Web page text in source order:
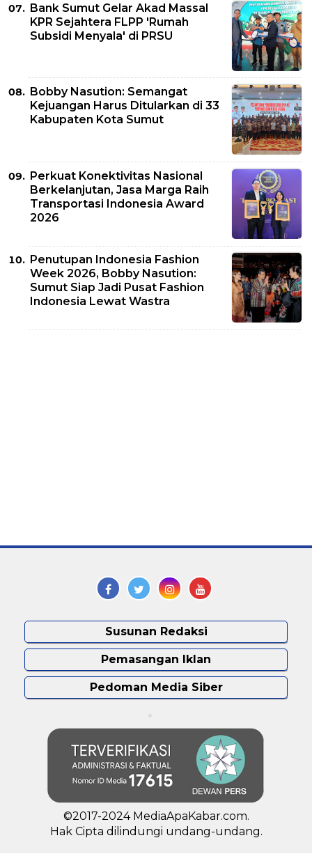
Bank Sumut Gelar Akad Massal
KPR Sejahtera FLPP 'Rumah
Subsidi Menyala' di PRSU
Bobby Nasution: Semangat
Kejuangan Harus Ditularkan di 33
Kabupaten Kota Sumut
Perkuat Konektivitas Nasional
Berkelanjutan, Jasa Marga Raih
Transportasi Indonesia Award
2026
Penutupan Indonesia Fashion
Week 2026, Bobby Nasution:
Sumut Siap Jadi Pusat Fashion
Indonesia Lewat Wastra
Susunan Redaksi
Pemasangan Iklan
Pedoman Media Siber
©2017-2024 MediaApaKabar.com.
Hak Cipta dilindungi undang-undang.